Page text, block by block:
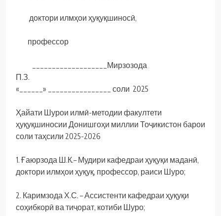
доктори илмҳои ҳуқуқшиносӣ,
профессор
___________________Мирзозода
«______» ________________ соли 2025
Ҳайати Шурои илмӣ-методии факултети
ҳуқуқшиносии Донишгоҳи миллии Тоҷикистон барои
соли таҳсили 2025-2026
1. Ғаюрзода Ш.К.– Мудири кафедраи ҳуқуқи маданӣ,
доктори илмҳои ҳуқуқ, профессор, раиси Шуро;
2. Каримзода Х.С. – Ассистенти кафедраи ҳуқуқи
соҳибкорӣ ва тиҷорат, котиби Шуро;